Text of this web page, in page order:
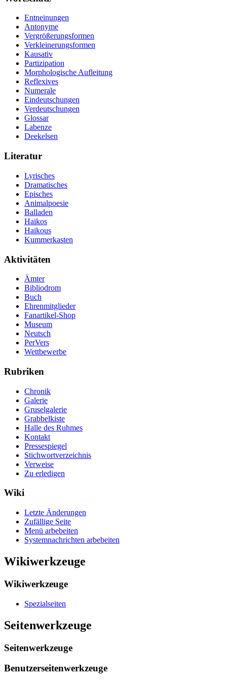
Entneinungen
Antonyme
Vergrößerungsformen
Verkleinerungsformen
Kausativ
Partizipation
Morphologische Aufleitung
Reflexives
Numerale
Eindeutschungen
Verdeutschungen
Glossar
Labenze
Deekelsen
Literatur
Lyrisches
Dramatisches
Episches
Animalpoesie
Balladen
Haikos
Haikous
Kummerkasten
Aktivitäten
Ämter
Bibliodrom
Buch
Ehrenmitglieder
Fanartikel-Shop
Museum
Neutsch
PerVers
Wettbewerbe
Rubriken
Chronik
Galerie
Gruselgalerie
Grabbelkiste
Halle des Ruhmes
Kontakt
Pressespiegel
Stichwortverzeichnis
Verweise
Zu erledigen
Wiki
Letzte Änderungen
Zufällige Seite
Menü arbebeiten
Systemnachrichten arbebeiten
Wikiwerkzeuge
Wikiwerkzeuge
Spezialseiten
Seitenwerkzeuge
Seitenwerkzeuge
Benutzerseitenwerkzeuge